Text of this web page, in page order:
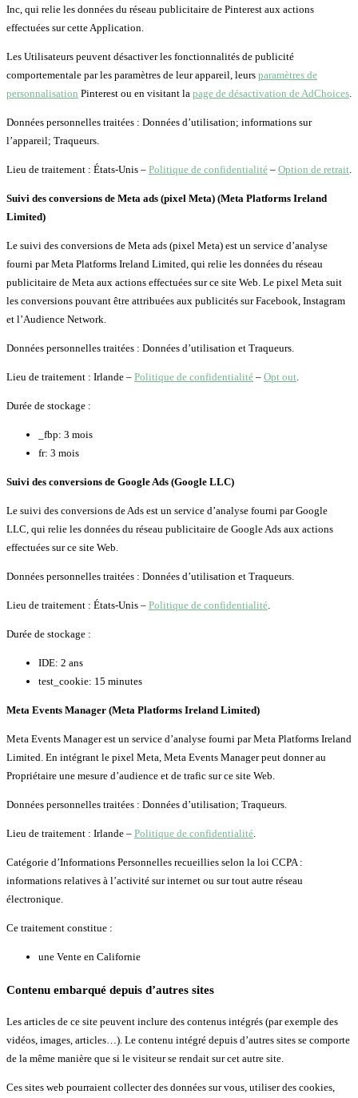
Inc, qui relie les données du réseau publicitaire de Pinterest aux actions
effectuées sur cette Application.
Les Utilisateurs peuvent désactiver les fonctionnalités de publicité
comportementale par les paramètres de leur appareil, leurs paramètres de
personnalisation Pinterest ou en visitant la page de désactivation de AdChoices.
Données personnelles traitées : Données d’utilisation; informations sur
l’appareil; Traqueurs.
Lieu de traitement : États-Unis – Politique de confidentialité – Option de retrait.
Suivi des conversions de Meta ads (pixel Meta) (Meta Platforms Ireland
Limited)
Le suivi des conversions de Meta ads (pixel Meta) est un service d’analyse
fourni par Meta Platforms Ireland Limited, qui relie les données du réseau
publicitaire de Meta aux actions effectuées sur ce site Web. Le pixel Meta suit
les conversions pouvant être attribuées aux publicités sur Facebook, Instagram
et l’Audience Network.
Données personnelles traitées : Données d’utilisation et Traqueurs.
Lieu de traitement : Irlande – Politique de confidentialité – Opt out.
Durée de stockage :
_fbp: 3 mois
fr: 3 mois
Suivi des conversions de Google Ads (Google LLC)
Le suivi des conversions de Ads est un service d’analyse fourni par Google
LLC, qui relie les données du réseau publicitaire de Google Ads aux actions
effectuées sur ce site Web.
Données personnelles traitées : Données d’utilisation et Traqueurs.
Lieu de traitement : États-Unis – Politique de confidentialité.
Durée de stockage :
IDE: 2 ans
test_cookie: 15 minutes
Meta Events Manager (Meta Platforms Ireland Limited)
Meta Events Manager est un service d’analyse fourni par Meta Platforms Ireland
Limited. En intégrant le pixel Meta, Meta Events Manager peut donner au
Propriétaire une mesure d’audience et de trafic sur ce site Web.
Données personnelles traitées : Données d’utilisation; Traqueurs.
Lieu de traitement : Irlande – Politique de confidentialité.
Catégorie d’Informations Personnelles recueillies selon la loi CCPA :
informations relatives à l’activité sur internet ou sur tout autre réseau
électronique.
Ce traitement constitue :
une Vente en Californie
Contenu embarqué depuis d’autres sites
Les articles de ce site peuvent inclure des contenus intégrés (par exemple des
vidéos, images, articles…). Le contenu intégré depuis d’autres sites se comporte
de la même manière que si le visiteur se rendait sur cet autre site.
Ces sites web pourraient collecter des données sur vous, utiliser des cookies,